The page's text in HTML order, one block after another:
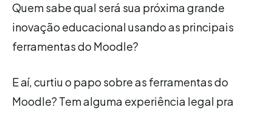
Quem sabe qual será sua próxima grande
inovação educacional usando as principais
ferramentas do Moodle?
E aí, curtiu o papo sobre as ferramentas do
Moodle? Tem alguma experiência legal pra